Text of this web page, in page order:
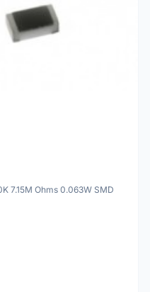
7.15M Ohms 0.063W SMD